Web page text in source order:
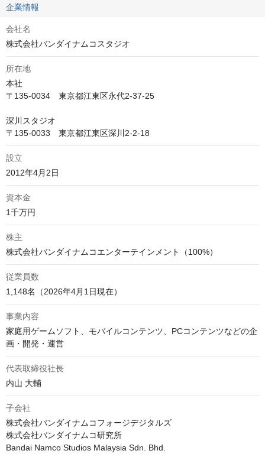
企業情報
会社名
株式会社バンダイナムコスタジオ
所在地
本社
〒135-0034　東京都江東区永代2-37-25
深川スタジオ
〒135-0033　東京都江東区深川2-2-18
設立
資本金
株主
従業員数
1,148名（2026年4月1日現在）
事業内容
家庭用ゲームソフト、モバイルコンテンツ、PCコンテンツなどの企
代表取締役社長
内山 大輔
子会社
株式会社バンダイナムコフォージデジタルズ
株式会社バンダイナムコ研究所
Bandai Namco Studios Malaysia Sdn. Bhd.